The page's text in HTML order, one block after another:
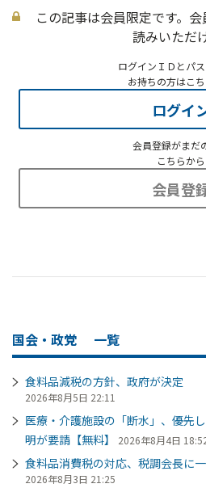
この記事は会員限定です。
読みいただ
ログインＩＤとパ
お持ちの方はこ
ログイ
会員登録がまだ
こちらから
会員登
国会・政党 一覧
食料品減税の方針、政府が決定
2026年8月5日 22:11
医療・介護施設の「断水」、優
明が要請【無料】
2026年8月4日
食料品消費税の対応、税調会長
2026年8月3日 21:25